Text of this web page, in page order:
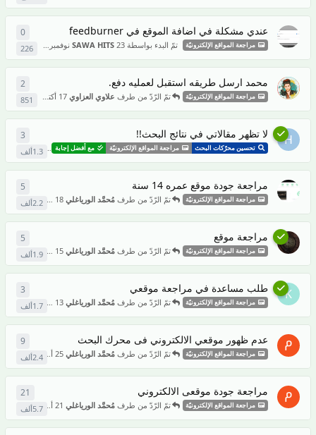
عندي مشكلة في اضافة الموقع في feedburner
مراجعة المواقع الإلكترونيّة تمّ البدء بواسطة SAWA HITS 23 نوفمبر 2024 226
0
محمد ارسل طريقه استقبل لعمليه دفع.
مراجعة المواقع الإلكترونيّة تمّ الرّدّ من طرف علاوي العزاوي 17 أكتوبر 2024 851
2
H لا تظهر مقالاتي في نتائج البحث!!
تحسين محرّكات البحث مراجعة المواقع الإلكترونيّة مع أفضل إجابة تمّ الرّدّ1.3ألف
3
مراجعة جودة موقع عمره 14 سنة
مراجعة المواقع الإلكترونيّة تمّ الرّدّ من طرفمُحمَّد الورياغلي 18 سبتمبر 2024 2.2ألف
5
مراجعة موقع
مراجعة المواقع الإلكترونيّة تمّ الرّدّ من طرفمُحمَّد الورياغلي 15 سبتمبر 2024 1.9ألف
5
K طلب مساعدة في مراجعة موقعي
مراجعة المواقع الإلكترونيّة تمّ الرّدّ من طرفمُحمَّد الورياغلي 13 سبتمبر 2024 1.7ألف
3
عدم ظهور موقعي الالكتروني فى محرك البحث
مراجعة المواقع الإلكترونيّة تمّ الرّدّ من طرفمُحمَّد الورياغلي 25 أغسطس 2024 2.4ألف
9
مراجعة جودة موقعى الالكتروني
مراجعة المواقع الإلكترونيّة تمّ الرّدّ من طرفمُحمَّد الورياغلي 21 أغسطس 2024 5.7ألف
21